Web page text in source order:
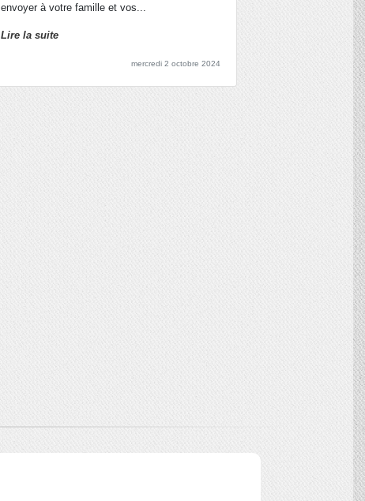
envoyer à votre famille et vos...
Lire la suite
mercredi 2 octobre 2024